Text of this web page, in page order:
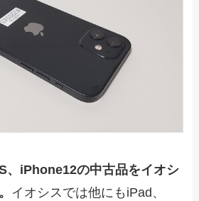
、iPhone12の中古品をイオシ
イオシスでは他にもiPad、